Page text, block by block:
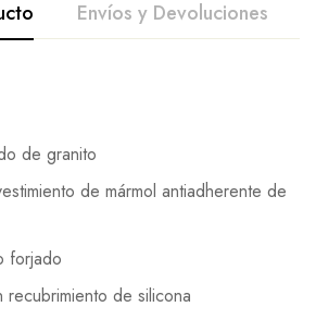
Envíos y Devoluciones
de granito
de mármol antiadherente de
forjado
de silicona